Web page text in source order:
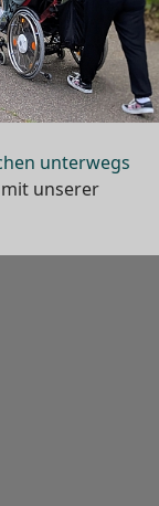
unterwegs
unserer